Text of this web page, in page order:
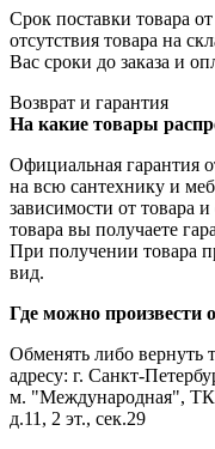
Срок поставки товара
отсутствия товара на
Вас сроки до заказа и
Возврат и гарантия
На какие товары
Официальная гарантия
на всю сантехнику и
зависимости от товара
товара вы получаете
При получении товара
вид.
Где можно произвести
Обменять либо
адресу: г. Санкт-
м. "Международная", ТК
д.11, 2 эт., сек.29